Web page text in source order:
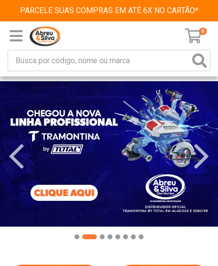
PARCELE SUAS COMPRAS EM ATÉ 6X NO CARTÃO*
0